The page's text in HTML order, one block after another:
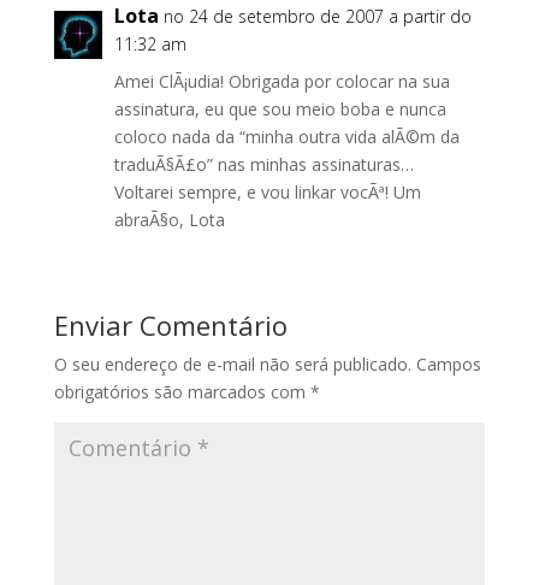
Lota no 24 de setembro de 2007 a partir do
11:32 am
Amei ClÃ¡udia! Obrigada por colocar na sua
assinatura, eu que sou meio boba e nunca
coloco nada da “minha outra vida alÃ©m da
traduÃ§Ã£o” nas minhas assinaturas…
Voltarei sempre, e vou linkar vocÃª! Um
abraÃ§o, Lota
Enviar Comentário
O seu endereço de e-mail não será publicado. Campos
obrigatórios são marcados com *